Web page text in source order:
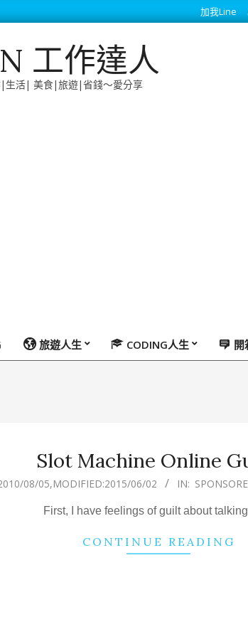
加我Line
工作達人
|生活| 美食|旅遊|省錢～愛分享
旅遊人生 CODING人生 開
Slot Machine Online
08/05,MODIFIED:2015/06/02 IN:
First, I have feelings of guilt about
CONTINUE READING